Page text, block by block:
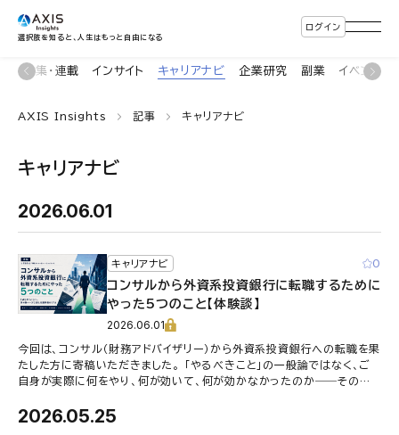
選択肢を知ると、人生はもっと自由になる
ログイン
特集・連載 インサイト キャリアナビ 企業研究 副業 イベント
AXIS Insights 記事 キャリアナビ
キャリアナビ
2026.06.01
キャリアナビ 0
コンサルから外資系投資銀行に転職するために
やった5つのこと【体験談】
2026.06.01
今回は、コンサル（財務アドバイザリー）から外資系投資銀行への転職を果
たした方に寄稿いただきました。 「やるべきこと」の一般論ではなく、ご
自身が実際に何をやり、何が効いて、何が効かなかったのか――その実
2026.05.25